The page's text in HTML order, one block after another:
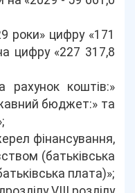
роки» цифру «171
цифру «227 317,8
коштів:»
бюджет:» та
фінансування,
(батьківська
плата)»;